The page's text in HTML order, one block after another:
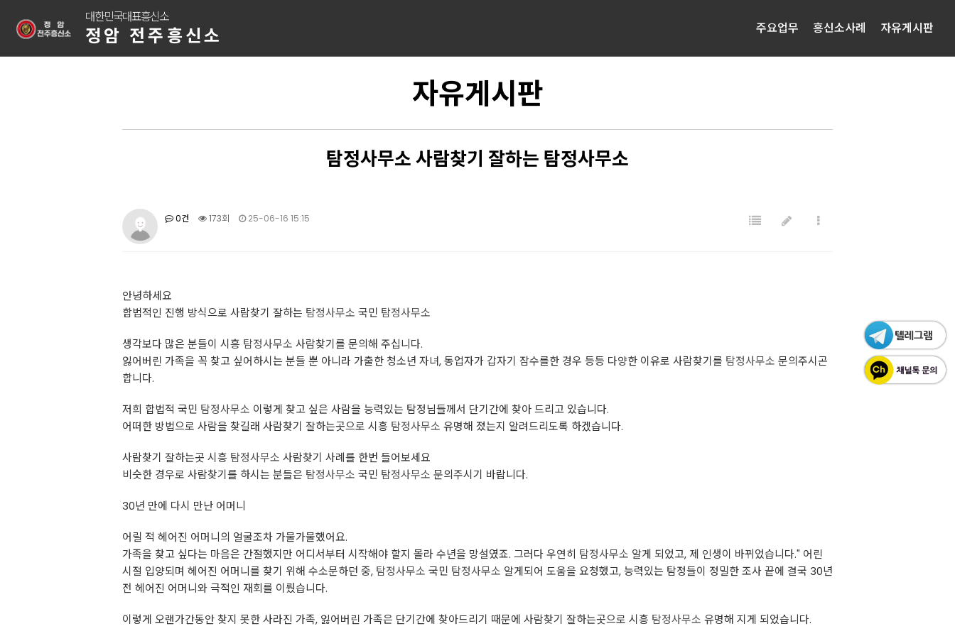
대한민국대표흥신소
정암 전주흥신소 주요업무 흥신소사례 자유게시판
자유게시판
탐정사무소 사람찾기 잘하는 탐정사무소
0건 173회 25-06-16 15:15
안녕하세요
합법적인 진행 방식으로 사람찾기 잘하는 탐정사무소 국민 탐정사무소
생각보다 많은 분들이 시흥 탐정사무소 사람찾기를 문의해 주십니다.
잃어버린 가족을 꼭 찾고 싶어하시는 분들 뿐 아니라 가출한 청소년 자녀, 동업자가 갑자기 잠수를한 경우 등등 다양한 이유로 사람찾기를 탐정사무소 문의주시곤
합니다.
저희 합법적 국민 탐정사무소 이렇게 찾고 싶은 사람을 능력있는 탐정님들께서 단기간에 찾아 드리고 있습니다.
어떠한 방법으로 사람을 찾길래 사람찾기 잘하는곳으로 시흥 탐정사무소 유명해 졌는지 알려드리도록 하겠습니다.
사람찾기 잘하는곳 시흥 탐정사무소 사람찾기 사례를 한번 들어보세요
비슷한 경우로 사람찾기를 하시는 분들은 탐정사무소 국민 탐정사무소 문의주시기 바랍니다.
30년 만에 다시 만난 어머니
어릴 적 헤어진 어머니의 얼굴조차 가물가물했어요.
가족을 찾고 싶다는 마음은 간절했지만 어디서부터 시작해야 할지 몰라 수년을 망설였죠. 그러다 우연히 탐정사무소 알게 되었고, 제 인생이 바뀌었습니다." 어린
시절 입양되며 헤어진 어머니를 찾기 위해 수소문하던 중, 탐정사무소 국민 탐정사무소 알게되어 도움을 요청했고, 능력있는 탐정들이 정밀한 조사 끝에 결국 30년
전 헤어진 어머니와 극적인 재회를 이뤘습니다.
이렇게 오랜가간동안 찾지 못한 사라진 가족, 잃어버린 가족은 단기간에 찾아드리기 때문에 사람찾기 잘하는곳으로 시흥 탐정사무소 유명해 지게 되었습니다.